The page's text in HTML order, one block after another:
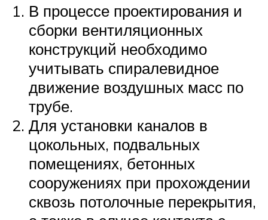
В процессе проектирования и
сборки вентиляционных
конструкций необходимо
учитывать спиралевидное
движение воздушных масс по
трубе.
Для установки каналов в
цокольных, подвальных
помещениях, бетонных
сооружениях при прохождении
сквозь потолочные перекрытия,